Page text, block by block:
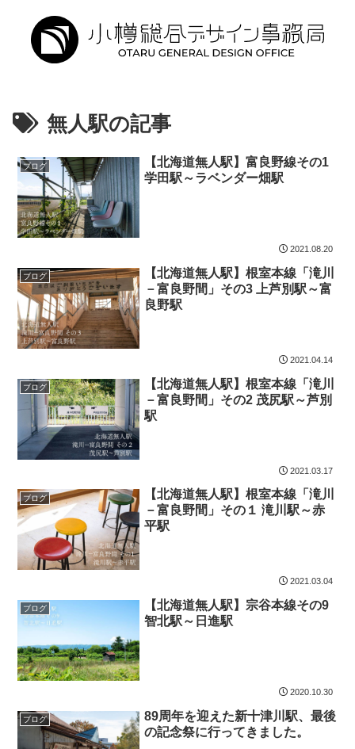
無人駅の記事
ブログ
【北海道無人駅】富良野線その1
学田駅～ラベンダー畑駅
2021.08.20
ブログ
【北海道無人駅】根室本線「滝川
－富良野間」その3 上芦別駅～富
良野駅
2021.04.14
ブログ
【北海道無人駅】根室本線「滝川
－富良野間」その2 茂尻駅～芦別
駅
2021.03.17
ブログ
【北海道無人駅】根室本線「滝川
－富良野間」その１ 滝川駅～赤
平駅
2021.03.04
ブログ
【北海道無人駅】宗谷本線その9
智北駅～日進駅
2020.10.30
ブログ
89周年を迎えた新十津川駅、最後
の記念祭に行ってきました。